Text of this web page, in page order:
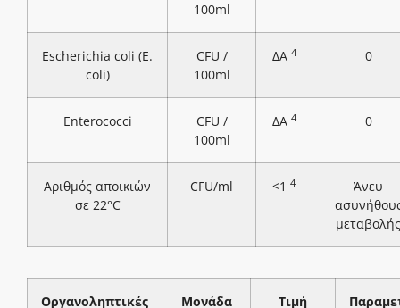
100ml
Escherichia coli (E.
coli)
CFU /
100ml
ΔΑ 4 0
Enterococci
CFU /
100ml
ΔΑ 4 0
Αριθμός αποικιών
σε 22°C
CFU/ml <1 4
Άνευ
μεταβολής
Οργανοληπτικές
Μονάδα
Τιμή